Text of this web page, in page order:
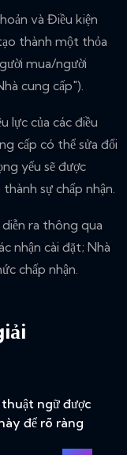
và Điều kiện
thành một thỏa
mua/người
cung cấp").
lực của các điều
cấp có thể sửa đổi
yếu sẽ được
sự chấp nhận.
diễn ra thông qua
nhận cài đặt; Nhà
chấp nhận.
ngữ được
để rõ ràng